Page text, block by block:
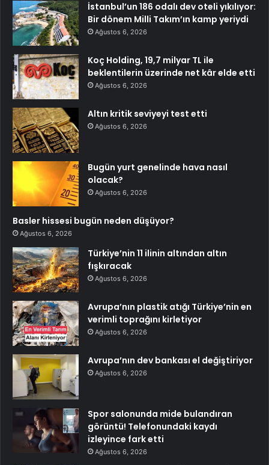
İstanbul’un 186 odalı dev oteli yıkılıyor:
Bir dönem Milli Takım’ın kamp yeriydi
Ağustos 6, 2026
Koç Holding, 19,7 milyar TL ile
beklentilerin üzerinde net kâr elde etti
Ağustos 6, 2026
Altın kritik seviyeyi test etti
Ağustos 6, 2026
Bugün yurt genelinde hava nasıl
olacak?
Ağustos 6, 2026
Basler hissesi bugün neden düşüyor?
Ağustos 6, 2026
Türkiye’nin 11 ilinin altından altın
fışkıracak
Ağustos 6, 2026
Avrupa’nın plastik atığı Türkiye’nin en
verimli toprağını kirletiyor
Ağustos 6, 2026
Avrupa’nın dev bankası el değiştiriyor
Ağustos 6, 2026
Spor salonunda mide bulandıran
görüntü! Telefonundaki kaydı
izleyince fark etti
Ağustos 6, 2026